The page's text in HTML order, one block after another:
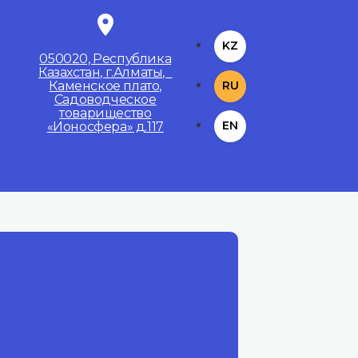
050020, Республика
Казахстан, г.Алматы,
Каменское плато,
Садоводческое
товарищество
«Ионосфера» д.117
KZ
RU
EN